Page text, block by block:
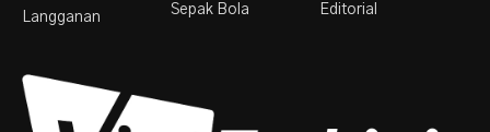
Langganan Sepak Bola Editorial